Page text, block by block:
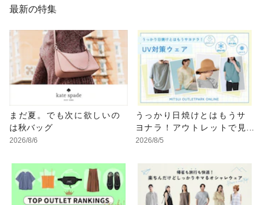
最新の特集
まだ夏。でも次に欲しいの
は秋バッグ
2026/8/6
うっかり日焼けとはもうサ
ヨナラ！アウトレットで見
つけるUV対策ウェア
2026/8/5